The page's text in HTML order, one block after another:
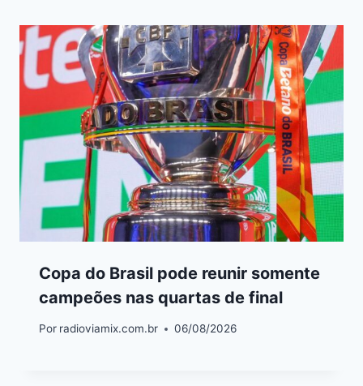
Copa do Brasil pode reunir somente
campeões nas quartas de final
Por radioviamix.com.br 06/08/2026